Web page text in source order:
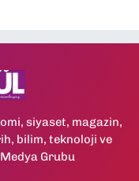
siyaset, magazin,
bilim, teknoloji ve
Grubu